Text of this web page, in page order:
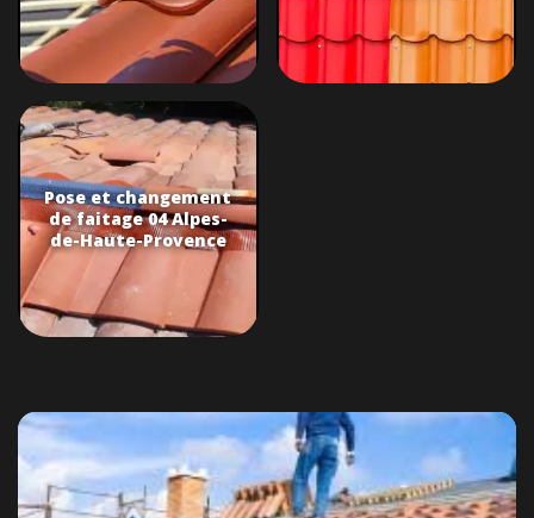
Pose et changement
de faitage 04 Alpes-
de-Haute-Provence